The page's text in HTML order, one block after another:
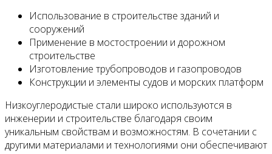
Использование в строительстве зданий и
сооружений
Применение в мостостроении и дорожном
строительстве
Изготовление трубопроводов и газопроводов
Конструкции и элементы судов и морских платформ
Низкоуглеродистые стали широко используются в
инженерии и строительстве благодаря своим
уникальным свойствам и возможностям. В сочетании с
другими материалами и технологиями они обеспечивают